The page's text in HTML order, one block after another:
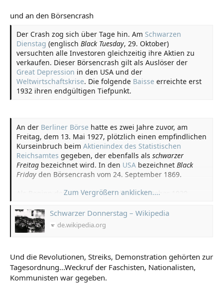
und an den Börsencrash
Der Crash zog sich über Tage hin. Am Schwarzen
Dienstag (englisch Black Tuesday, 29. Oktober)
versuchten alle Investoren gleichzeitig ihre Aktien zu
verkaufen. Dieser Börsencrash gilt als Auslöser der
Great Depression in den USA und der
Weltwirtschaftskrise. Die folgende Baisse erreichte erst
1932 ihren endgültigen Tiefpunkt.
An der Berliner Börse hatte es zwei Jahre zuvor, am
Freitag, dem 13. Mai 1927, plötzlich einen empfindlichen
Kurseinbruch beim Aktienindex des Statistischen
Reichsamtes gegeben, der ebenfalls als schwarzer
Freitag bezeichnet wird. In den USA bezeichnet Black
Friday den Börsencrash vom 24. September 1869.
Als Beginn des Crash wird oft der 29. Oktober 1929
Tuesday). Im englischen Sprachraum ist vor allem dieser
Black Tuesday sprichwörtlich geworden.
Zum Vergrößern anklicken....
Schwarzer Donnerstag – Wikipedia
de.wikipedia.org
Und die Revolutionen, Streiks, Demonstration gehörten zur
Tagesordnung...Weckruf der Faschisten, Nationalisten,
Kommunisten war gegeben.